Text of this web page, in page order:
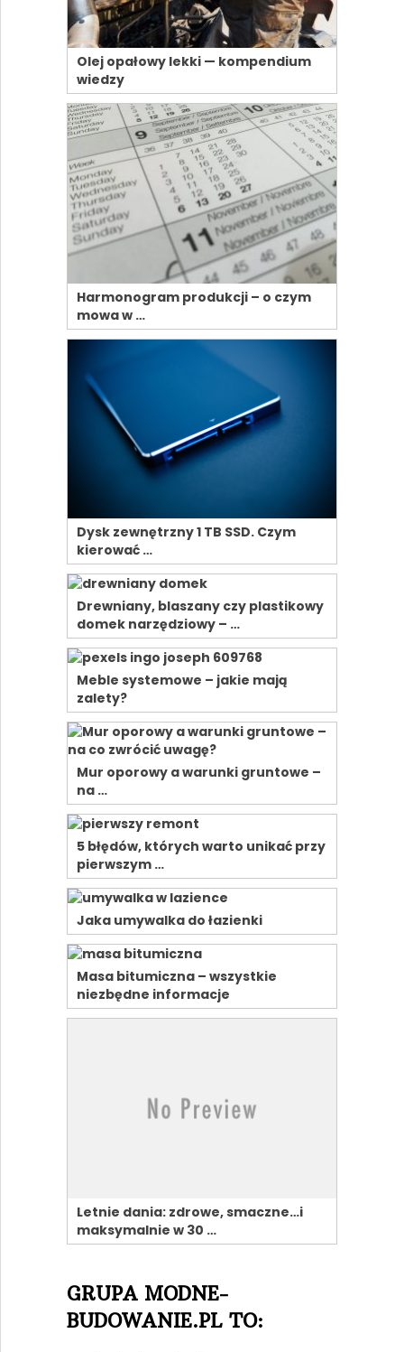
Olej opałowy lekki — kompendium
wiedzy
Harmonogram produkcji – o czym
mowa w …
Dysk zewnętrzny 1 TB SSD. Czym
kierować …
Drewniany, blaszany czy plastikowy
domek narzędziowy – …
Meble systemowe – jakie mają
zalety?
Mur oporowy a warunki gruntowe –
na …
5 błędów, których warto unikać przy
pierwszym …
Jaka umywalka do łazienki
Masa bitumiczna – wszystkie
niezbędne informacje
Letnie dania: zdrowe, smaczne…i
maksymalnie w 30 …
GRUPA MODNE-
BUDOWANIE.PL TO: